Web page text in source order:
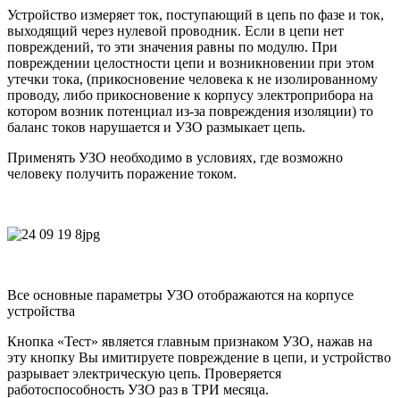
Устройство измеряет ток, поступающий в цепь по фазе и ток,
выходящий через нулевой проводник. Если в цепи нет
повреждений, то эти значения равны по модулю. При
повреждении целостности цепи и возникновении при этом
утечки тока, (прикосновение человека к не изолированному
проводу, либо прикосновение к корпусу электроприбора на
котором возник потенциал из-за повреждения изоляции) то
баланс токов нарушается и УЗО размыкает цепь.
Применять УЗО необходимо в условиях, где возможно
человеку получить поражение током.
Все основные параметры УЗО отображаются на корпусе
устройства
Кнопка «Тест» является главным признаком УЗО, нажав на
эту кнопку Вы имитируете повреждение в цепи, и устройство
разрывает электрическую цепь. Проверяется
работоспособность УЗО раз в ТРИ месяца.